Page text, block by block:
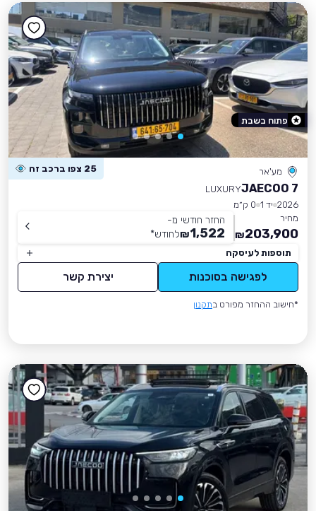
מע'אר 25 צפו ברכב זה
JAECOO 7
LUXURY
2026 יד 1
0 ק״מ
מחיר
203,900
₪
החזר חודשי מ-
1,522
₪לחודש*
תוספות לעיסקה
לפגישה בסוכנות יצירת קשר
*חישוב ההחזר מפורט בתקנון
פתוח בשבת